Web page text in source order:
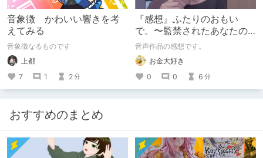
音象徴 かわいい響きを考
えてみる
音象徴なるものです
上都
7
1 2分
『感想』ふたりのおもい
で。〜監禁されたあなたの
末路〜【がるまに限定特典
付き】
音声作品の感想です。
お金大好き
0
0 6 分
おすすめのまとめ